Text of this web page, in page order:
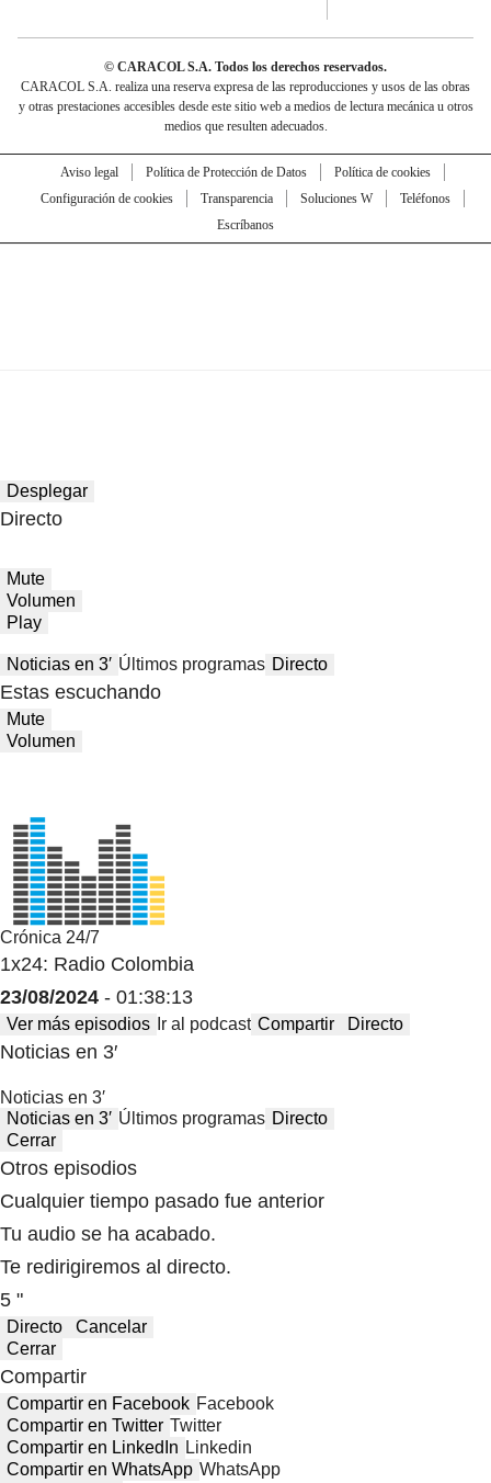
© CARACOL S.A. Todos los derechos reservados.
CARACOL S.A. realiza una reserva expresa de las reproducciones y usos de las obras
y otras prestaciones accesibles desde este sitio web a medios de lectura mecánica u otros
medios que resulten adecuados.
Aviso legal Política de Protección de Datos
Política de cookies
Configuración de cookies
Transparencia Soluciones W
Teléfonos
Escríbanos
Desplegar
Directo
Mute
Volumen
Play
Noticias en 3′ Últimos programas Directo
Estas escuchando
Mute
Volumen
Crónica 24/7
1x24: Radio Colombia
23/08/2024 - 01:38:13
Ver más episodios Ir al podcast Compartir Directo
Noticias en 3′
Noticias en 3′
Noticias en 3′ Últimos programas Directo
Cerrar
Otros episodios
Cualquier tiempo pasado fue anterior
Tu audio se ha acabado.
Te redirigiremos al directo.
5 "
Directo
Cancelar
Cerrar
Compartir
Compartir en Facebook Facebook
Compartir en Twitter Twitter
Compartir en LinkedIn Linkedin
Compartir en WhatsApp WhatsApp